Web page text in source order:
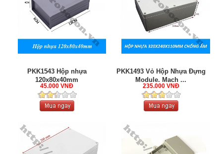
PKK1543 Hộp nhựa
120x80x40mm
45.000 VNĐ
PKK1493 Vỏ Hộp Nhựa Đựng
Module, Mạch ...
235.000 VNĐ